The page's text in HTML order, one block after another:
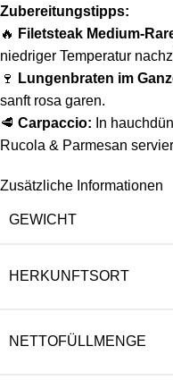
Zubereitungstipps:
🔥 Filetsteak Medium-
niedriger Temperatur
🍷
Lungenbraten im
sanft rosa garen.
🥩 Carpaccio: In
Rucola & Parmesan
Zusätzliche Informationen
GEWICHT
HERKUNFTSORT
NETTOFÜLLMENGE